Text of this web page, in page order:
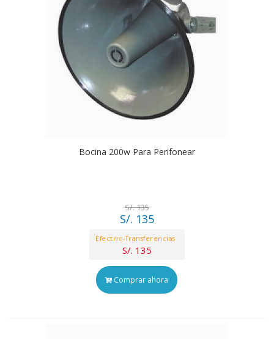
Bocina 200w Para Perifonear
S/. 135
S/. 135
Efectivo-Transferencias
S/. 135
Comprar ahora